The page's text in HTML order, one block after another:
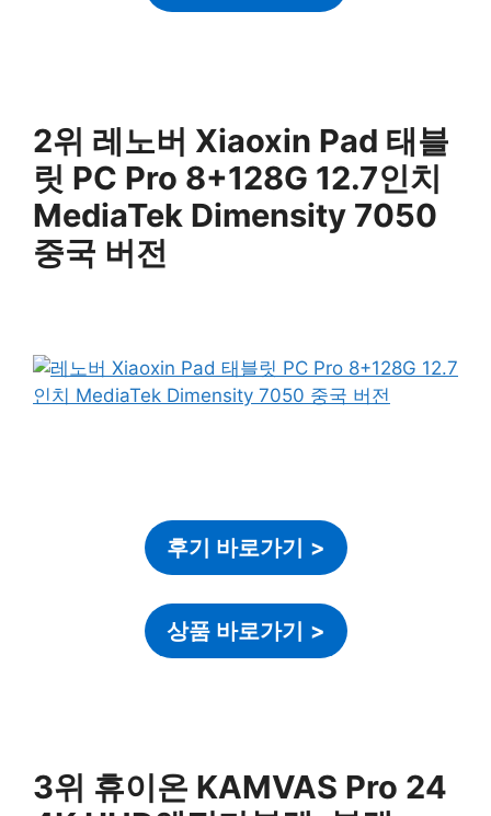
2위 레노버 Xiaoxin Pad 태블
릿 PC Pro 8+128G 12.7인치
MediaTek Dimensity 7050
중국 버전
후기 바로가기 >
상품 바로가기 >
3위 휴이온 KAMVAS Pro 24